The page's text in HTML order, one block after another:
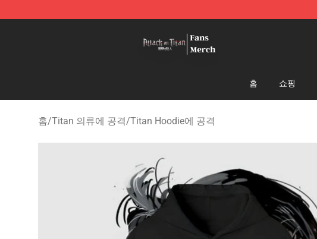
홈 쇼핑
홈/Titan 의류에 공격/Titan Hoodie에 공격